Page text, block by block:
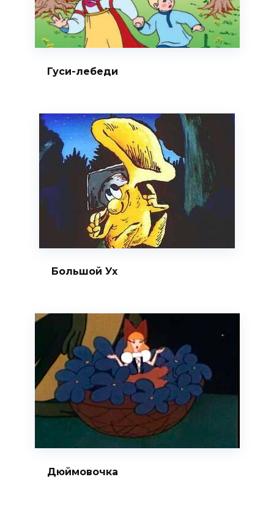
Гуси-лебеди
Большой Ух
Дюймовочка